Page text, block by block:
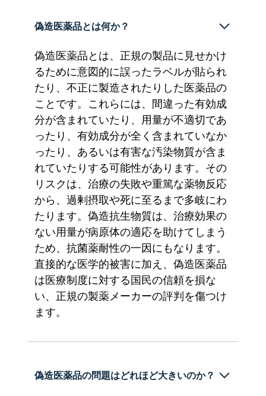
偽造医薬品とは何か？
偽造医薬品とは、正規の製品に見せかけ
るために意図的に誤ったラベルが貼られ
たり、不正に製造されたりした医薬品の
ことです。これらには、間違った有効成
分が含まれていたり、用量が不適切であ
ったり、有効成分が全く含まれていなか
ったり、あるいは有害な汚染物質が含ま
れていたりする可能性があります。その
リスクは、治療の失敗や重篤な薬物反応
から、過剰摂取や死に至るまで多岐にわ
たります。偽造抗生物質は、治療効果の
ない用量が病原体の適応を助けてしまう
ため、抗菌薬耐性の一因にもなります。
直接的な医学的被害に加え、偽造医薬品
は医療制度に対する国民の信頼を損な
い、正規の製薬メーカーの評判を傷つけ
ます。
偽造医薬品の問題はどれほど大きいのか？